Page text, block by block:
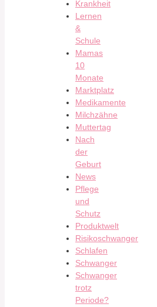
Krankheit
Lernen
&
Schule
Mamas
10
Monate
Marktplatz
Medikamente
Milchzähne
Muttertag
Nach
der
Geburt
News
Pflege
und
Schutz
Produktwelt
Risikoschwanger
Schlafen
Schwanger
Schwanger
trotz
Periode?